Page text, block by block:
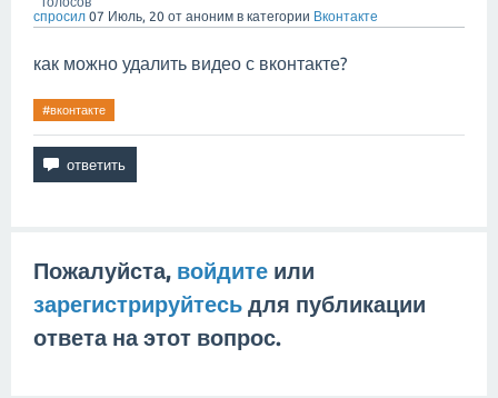
спросил 07 Июль, 20 от аноним в категории Вконтакте
как можно удалить видео с вконтакте?
#вконтакте
Пожалуйста, войдите или
зарегистрируйтесь для публикации
ответа на этот вопрос.